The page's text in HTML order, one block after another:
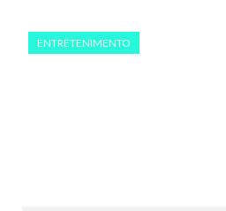
ENTRETENIMENTO